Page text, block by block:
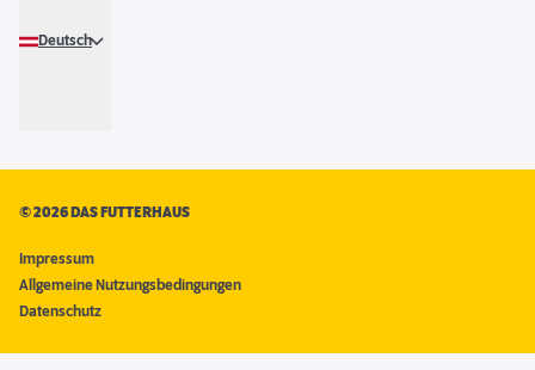
Deutsch
©2026 DAS FUTTERHAUS
Impressum
Allgemeine Nutzungsbedingungen
Datenschutz